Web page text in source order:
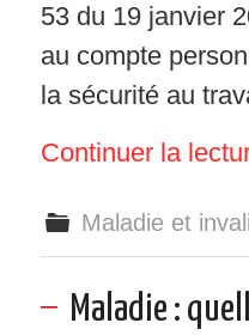
53 du 19 janvier
au compte
la sécurité au
Continuer la
Maladie et
Maladie :